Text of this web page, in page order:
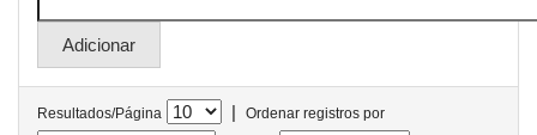
Resultados/Página |
Ordenar registros por